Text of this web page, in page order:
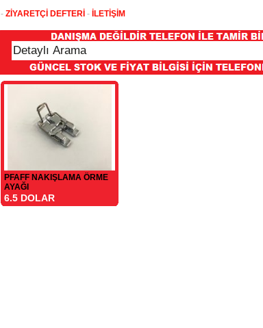
- ZİYARETÇİ DEFTERİ - İLETİŞİM
PFAFF NAKIŞLAMA ÖRME
AYAĞI
6.5 DOLAR